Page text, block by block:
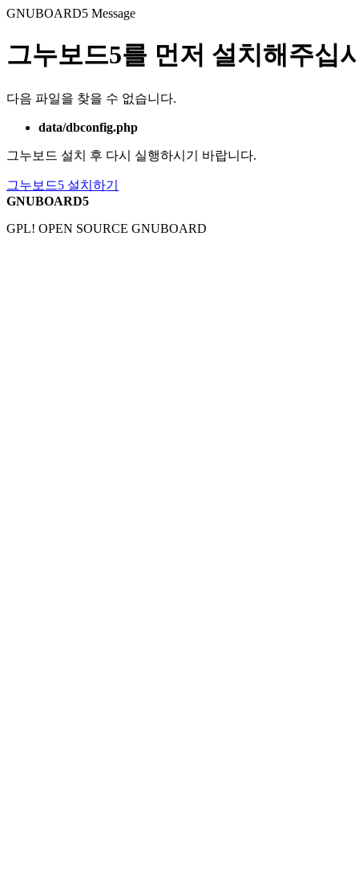
GNUBOARD5 Message
그누보드5를 먼저 설치해주십
다음 파일을 찾을 수 없습니다.
data/dbconfig.php
그누보드 설치 후 다시 실행하시기 바랍니다.
그누보드5 설치하기
GNUBOARD5
GPL! OPEN SOURCE GNUBOARD